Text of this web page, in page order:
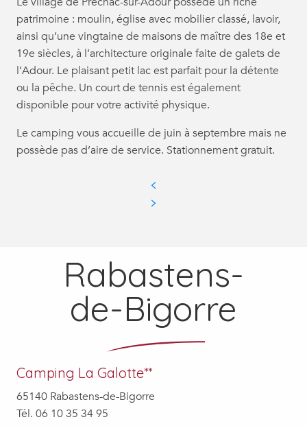
patrimoine : moulin, église avec mobilier classé, lavoir,
ainsi qu’une vingtaine de maisons de maître des 18e et
19e siècles, à l’architecture originale faite de galets de
l’Adour. Le plaisant petit lac est parfait pour la détente
ou la pêche. Un court de tennis est également
disponible pour votre activité physique.
Le camping vous accueille de juin à septembre mais ne
possède pas d’aire de service. Stationnement gratuit.
Rabastens-
de-Bigorre
Camping La Galotte**
65140 Rabastens-de-Bigorre
Tél. 06 10 35 34 95